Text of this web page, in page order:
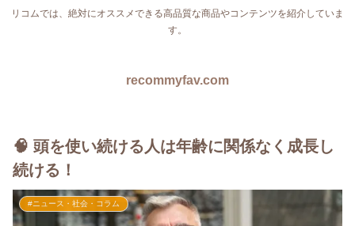
リコムでは、絶対にオススメできる高品質な商品やコンテンツを紹介していま
す。
recommyfav.com
🧠 頭を使い続ける人は年齢に関係なく成長し
続ける！
#ニュース・社会・コラム